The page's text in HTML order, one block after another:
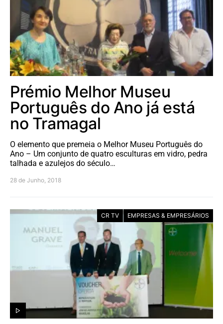
Prémio Melhor Museu
Português do Ano já está
no Tramagal
O elemento que premeia o Melhor Museu Português do
Ano – Um conjunto de quatro esculturas em vidro, pedra
talhada e azulejos do século…
28 de Junho, 2018
CR TV EMPRESAS & EMPRESÁRIOS